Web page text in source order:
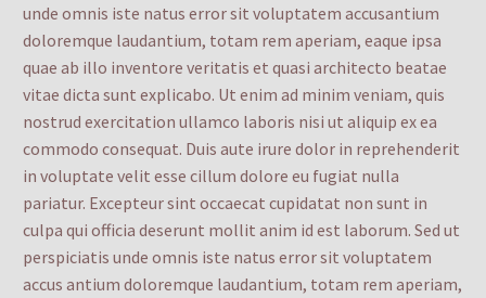
unde omnis iste natus error sit voluptatem accusantium
doloremque laudantium, totam rem aperiam, eaque ipsa
quae ab illo inventore veritatis et quasi architecto beatae
vitae dicta sunt explicabo. Ut enim ad minim veniam, quis
nostrud exercitation ullamco laboris nisi ut aliquip ex ea
commodo consequat. Duis aute irure dolor in reprehenderit
in voluptate velit esse cillum dolore eu fugiat nulla
pariatur. Excepteur sint occaecat cupidatat non sunt in
culpa qui officia deserunt mollit anim id est laborum. Sed ut
perspiciatis unde omnis iste natus error sit voluptatem
accus antium doloremque laudantium, totam rem aperiam,